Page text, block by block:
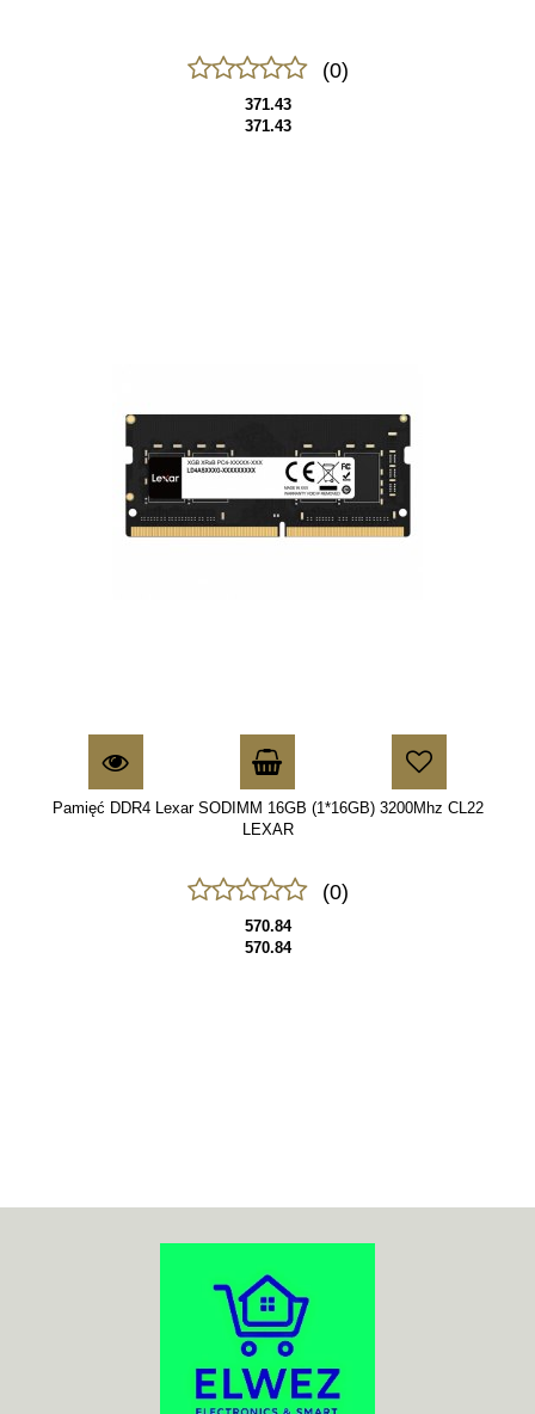
(0)
371.43
371.43
Pamięć DDR4 Lexar SODIMM 16GB (1*16GB) 3200Mhz CL22
LEXAR
(0)
570.84
570.84
ACO
ADATA